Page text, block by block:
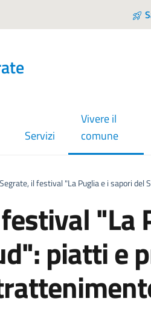
Servizi
Vivere il
comune
menu
il festival "La Puglia e i sapori
"La
piatti e